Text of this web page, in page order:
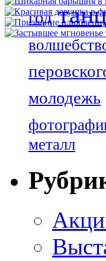
год
молодежь
металл